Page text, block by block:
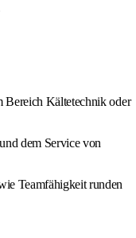
Bereich Kältetechnik oder
dem Service von
Teamfähigkeit runden